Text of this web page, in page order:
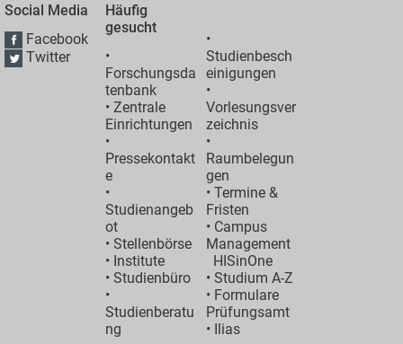
Social Media
Facebook
Twitter
Häufig
gesucht
•
Forschungsda
tenbank
•Zentrale
Einrichtungen
•
Pressekontakt
e
•
Studienangeb
ot
•Stellenbörse
• Institute
•Studienbüro
•
Studienberatu
ng
•
Studienbesch
einigungen
•
Vorlesungsver
zeichnis
•
Raumbelegun
gen
•Termine &
Fristen
• Campus
Management
HISinOne
•Studium A-Z
• Formulare
Prüfungsamt
• Ilias